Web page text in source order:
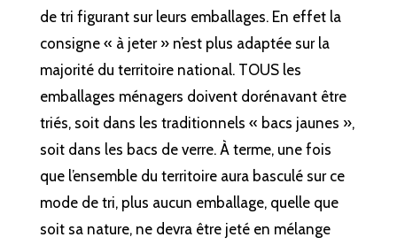
de tri figurant sur leurs emballages. En effet la
consigne « à jeter » n’est plus adaptée sur la
majorité du territoire national. TOUS les
emballages ménagers doivent dorénavant être
triés, soit dans les traditionnels « bacs jaunes »,
soit dans les bacs de verre. À terme, une fois
que l’ensemble du territoire aura basculé sur ce
mode de tri, plus aucun emballage, quelle que
soit sa nature, ne devra être jeté en mélange